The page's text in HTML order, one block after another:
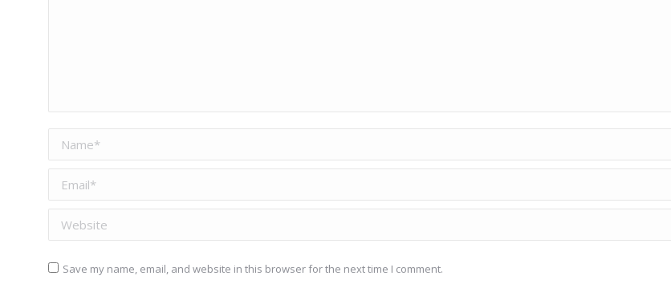
Name *
Email *
Website
Save my name, email, and website in this browser for the next time I comment.